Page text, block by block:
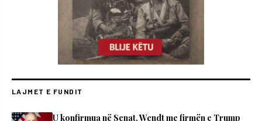
LAJMET E FUNDIT
U konfirmua në Senat, Wendt me firmën e Trump